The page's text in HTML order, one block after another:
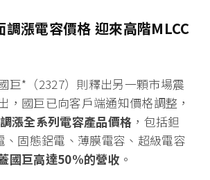
漲電容價格 迎來高階MLCC
巨*（2327）則釋出另一顆市場震
，國巨已向客戶端通知價格調整，
漲全系列電容產品價格 ，包括鉭
、固態鋁電、薄膜電容、超級電容
國巨高達50%的營收 。